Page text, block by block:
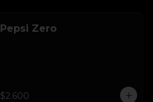
Pepsi Zero
$2.600